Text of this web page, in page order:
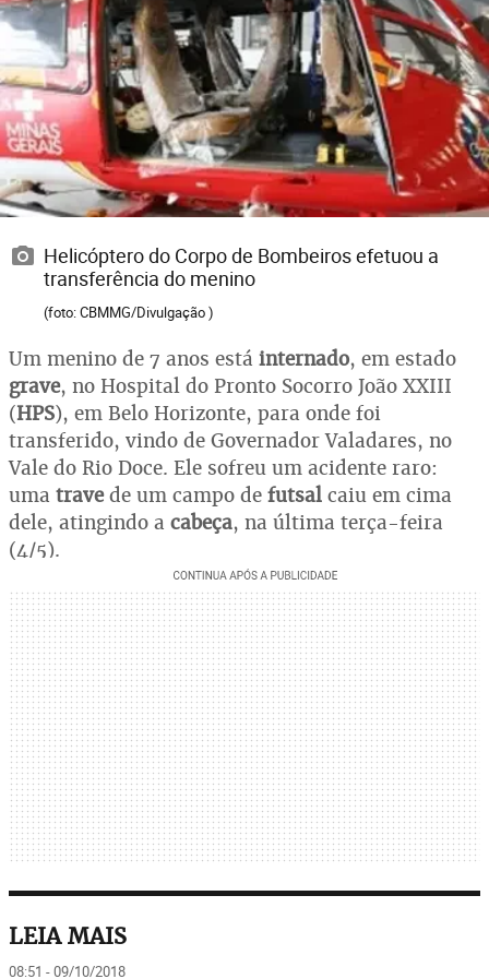
Helicóptero do Corpo de Bombeiros efetuou a
transferência do menino
(foto: CBMMG/Divulgação )
Um menino de 7 anos está internado, em estado
grave, no Hospital do Pronto Socorro João XXIII
(HPS), em Belo Horizonte, para onde foi
transferido, vindo de Governador Valadares, no
Vale do Rio Doce. Ele sofreu um acidente raro:
uma travede um campo de futsal caiu em cima
dele, atingindo a cabeça, na última terça-feira
(4/5).
LEIA MAIS
08:51 - 09/10/2018